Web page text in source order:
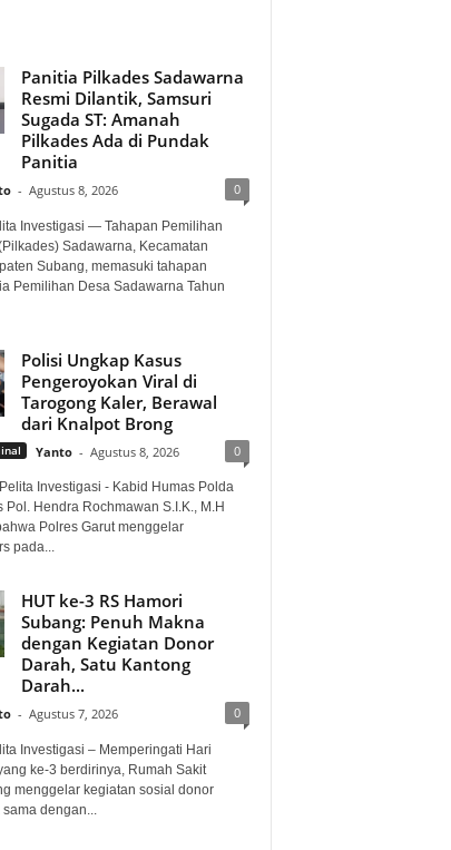
Panitia Pilkades Sadawarna
Resmi Dilantik, Samsuri
Sugada ST: Amanah
Pilkades Ada di Pundak
Panitia
- Agustus 8, 2026 0
Investigasi — Tahapan Pemilihan
Sadawarna, Kecamatan
Subang, memasuki tahapan
Pemilihan Desa Sadawarna Tahun
Polisi Ungkap Kasus
Pengeroyokan Viral di
Tarogong Kaler, Berawal
dari Knalpot Brong
Yanto - Agustus 8, 2026 0
Investigasi - Kabid Humas Polda
Pol. Hendra Rochmawan S.I.K., M.H
Polres Garut menggelar
pada...
HUT ke-3 RS Hamori
Subang: Penuh Makna
dengan Kegiatan Donor
Darah, Satu Kantong
Darah...
- Agustus 7, 2026 0
Investigasi – Memperingati Hari
ke-3 berdirinya, Rumah Sakit
menggelar kegiatan sosial donor
dengan...